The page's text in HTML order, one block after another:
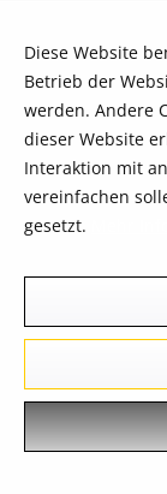
Diese Website
Betrieb der
werden. Andere
dieser Website
Interaktion mit
vereinfachen
gesetzt.